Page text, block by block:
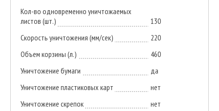
Кол-во одновременно уничтожаемых
листов (шт.)
130
Скорость уничтожения (мм/сек)
220
Объем корзины (л.)
460
Уничтожение бумаги
да
Уничтожение пластиковых карт
нет
Уничтожение скрепок
нет